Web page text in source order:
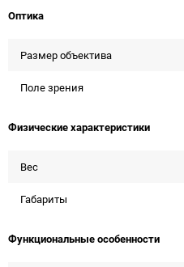
Оптика
Размер объектива
Поле зрения
Физические характеристики
Вес
Габариты
Функциональные особенности